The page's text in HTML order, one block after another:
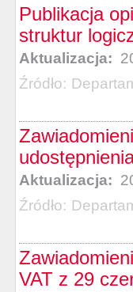
Publikacja
struktur
Aktualizacja:
Źródło:
Aktualizacja:
Źródło:
VAT z 29